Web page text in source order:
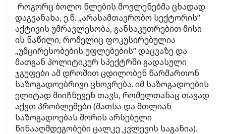
როგორც ბოლო წლების მოვლენებმა ცხადად
დაგვანახა, ე.წ. „არასამთავრობო სექტორის“
აქტივის უმრავლესობა, განსაკუთრებით მისი
ის ნაწილი, რომელიც ფოკუსირებულია
„უმცირესობების უფლებების“ დაცვაზე და
მათგან პოლიტიკურ სპექტრში გადასული
ჯგუფები ამ დროშით ცდილობენ წარმართონ
საზოგადოებრივი ცხოვრება. იმ საზოგადოების
ელიტად მიიჩნევენ თავს, რომელთანაც თავად
აქვთ პრობლემები (მათსა და მთლიან
საზოგადოებას შორის არსებული
წინააღმდეგობები ცალკე კვლევის საგანია).